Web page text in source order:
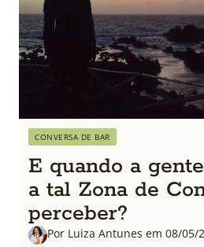
CONVERSA DE BAR
E quando a
a tal Zona de
perceber?
Por Luiza Antunes em 08/05/